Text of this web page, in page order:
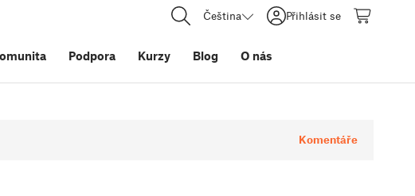
Čeština Přihlásit se
Podpora Kurzy Blog O nás
Komentáře